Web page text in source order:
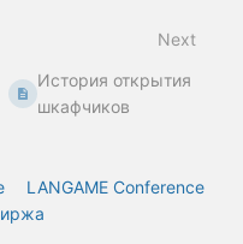
Next
История открытия
шкафчиков
LANGAME Conference